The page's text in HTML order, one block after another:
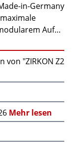
in-Germany
Auf…
von "ZIRKON Z2
Mehr lesen